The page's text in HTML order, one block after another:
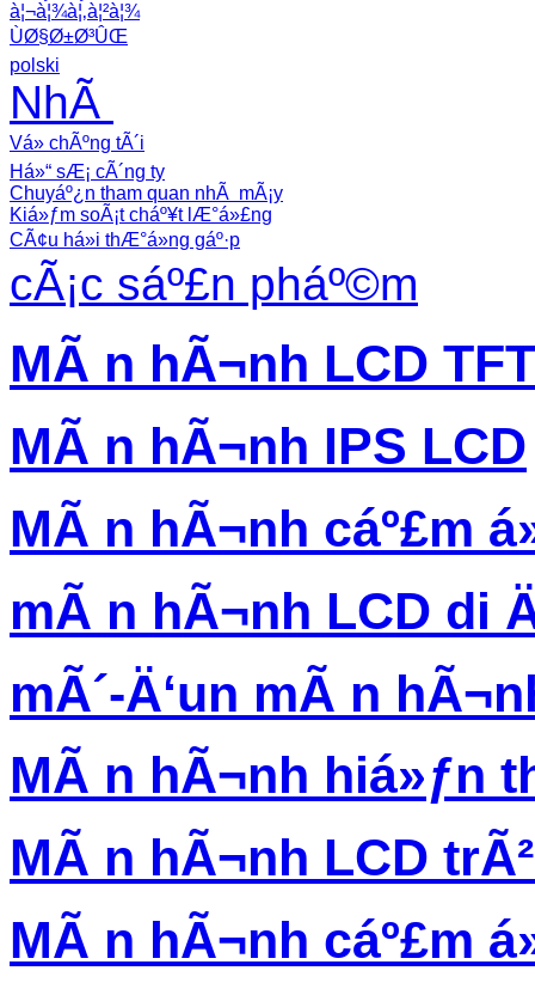
à¦¬à¦¾à¦‚à¦²à¦¾
ÙØ§Ø±Ø³ÛŒ
polski
NhÃ
Vá» chÃºng tÃ´i
Há»“ sÆ¡ cÃ´ng ty
Chuyáº¿n tham quan nhÃ mÃ¡y
Kiá»ƒm soÃ¡t cháº¥t lÆ°á»£ng
CÃ¢u há»i thÆ°á»ng gáº·p
cÃ¡c sáº£n pháº©m
MÃ n hÃ¬nh LCD TFT
MÃ n hÃ¬nh IPS LCD
MÃ n hÃ¬nh cáº£m
mÃ n hÃ¬nh LCD di
mÃ´-Ä‘un mÃ n
MÃ n hÃ¬nh hiá»ƒn
MÃ n hÃ¬nh LCD
MÃ n hÃ¬nh cáº£m